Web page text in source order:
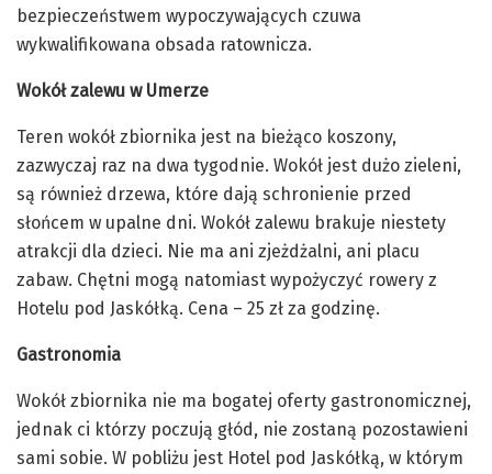
bezpieczeństwem wypoczywających czuwa
wykwalifikowana obsada ratownicza.
Wokół zalewu w Umerze
Teren wokół zbiornika jest na bieżąco koszony,
zazwyczaj raz na dwa tygodnie. Wokół jest dużo zieleni,
są również drzewa, które dają schronienie przed
słońcem w upalne dni. Wokół zalewu brakuje niestety
atrakcji dla dzieci. Nie ma ani zjeżdżalni, ani placu
zabaw. Chętni mogą natomiast wypożyczyć rowery z
Hotelu pod Jaskółką. Cena – 25 zł za godzinę.
Gastronomia
Wokół zbiornika nie ma bogatej oferty gastronomicznej,
jednak ci którzy poczują głód, nie zostaną pozostawieni
sami sobie. W pobliżu jest Hotel pod Jaskółką, w którym